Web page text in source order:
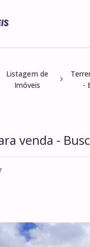
Listagem de
Imóveis
-
venda -